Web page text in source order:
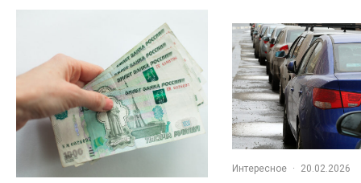
Интересное · 20.02.2026